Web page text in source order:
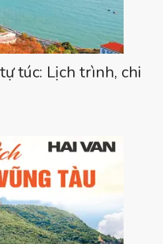
túc: Lịch trình, chi